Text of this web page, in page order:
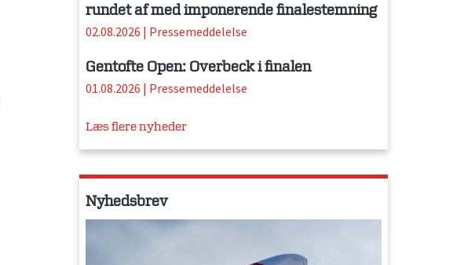
rundet af med imponerende finalestemning
02.08.2026 | Pressemeddelelse
Gentofte Open: Overbeck i finalen
01.08.2026 | Pressemeddelelse
Læs flere nyheder
Nyhedsbrev